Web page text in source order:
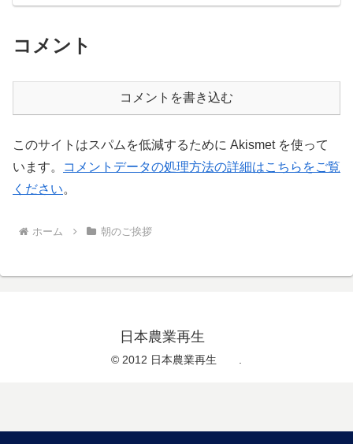
コメント
コメントを書き込む
このサイトはスパムを低減するために Akismet を使って
います。
コメントデータの処理方法の詳細はこちらをご覧
ください。
ホーム 朝のご挨拶
日本農業再生
© 2012 日本農業再生 .